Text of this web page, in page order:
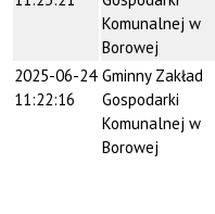
Komunalnej w
Borowej
2025-06-24
11:22:16
Gminny Zakład
Gospodarki
Komunalnej w
Borowej